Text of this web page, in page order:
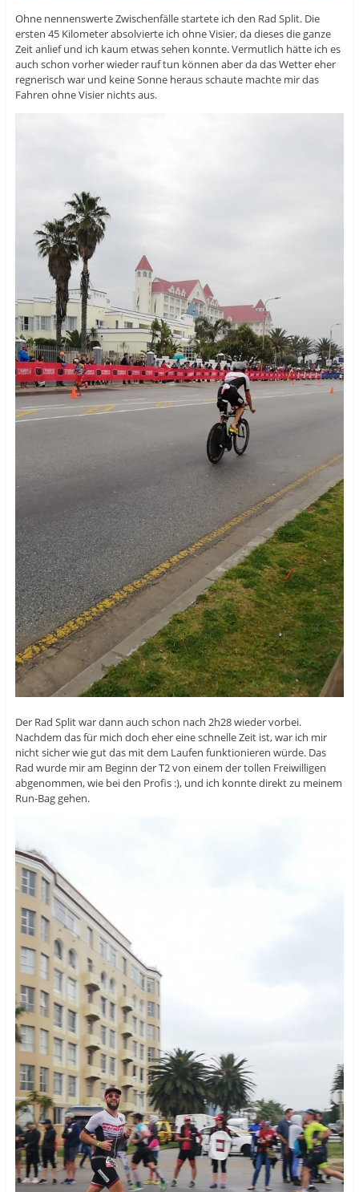
Ohne nennenswerte Zwischenfälle startete ich den Rad Split. Die
ersten 45 Kilometer absolvierte ich ohne Visier, da dieses die ganze
Zeit anlief und ich kaum etwas sehen konnte. Vermutlich hätte ich es
auch schon vorher wieder rauf tun können aber da das Wetter eher
regnerisch war und keine Sonne heraus schaute machte mir das
Fahren ohne Visier nichts aus.
Der Rad Split war dann auch schon nach 2h28 wieder vorbei.
Nachdem das für mich doch eher eine schnelle Zeit ist, war ich mir
nicht sicher wie gut das mit dem Laufen funktionieren würde. Das
Rad wurde mir am Beginn der T2 von einem der tollen Freiwilligen
abgenommen, wie bei den Profis :), und ich konnte direkt zu meinem
Run-Bag gehen.